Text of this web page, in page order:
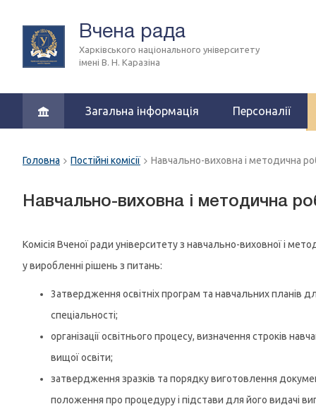
Вчена рада
Харківського національного університету
імені В. Н. Каразіна
Загальна інформація Персоналії
Головна Постійні комісії Навчально-виховна і методична
Навчально-виховна і методична
Комісія Вченої ради університету з навчально-виховної і
у виробленні рішень з питань:
3атвердження освітніх програм та навчальних планів
спеціальності;
організації освітнього процесу, визначення строків
вищої освіти;
затвердження зразків та порядку виготовлення
положення про процедуру і підстави для його видачі